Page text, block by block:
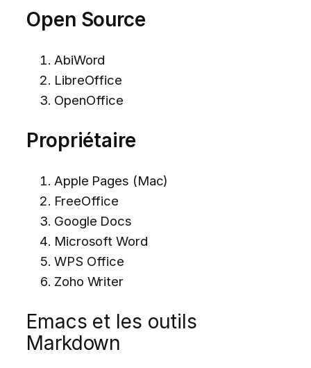
Open Source
AbiWord
LibreOffice
OpenOffice
Propriétaire
Apple Pages (Mac)
FreeOffice
Google Docs
Microsoft Word
WPS Office
Zoho Writer
Emacs et les outils
Markdown